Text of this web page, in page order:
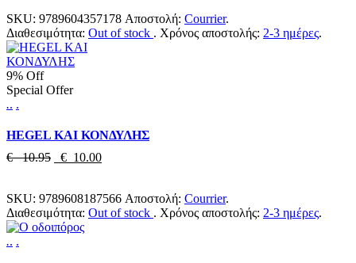
SKU: 9789604357178 Αποστολή: Courrier.
Διαθεσιμότητα: Out of stock . Χρόνος αποστολής: 2-3 ημέρες.
9% Off
Special Offer
.. .
HEGEL ΚΑΙ ΚΟΝΔΥΛΗΣ
€ 10.95
€ 10.00
SKU: 9789608187566 Αποστολή: Courrier.
Διαθεσιμότητα: Out of stock . Χρόνος αποστολής: 2-3 ημέρες.
.. .